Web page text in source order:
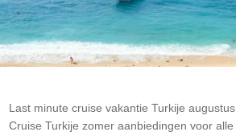
Last minute cruise vakantie Turkije
Cruise Turkije zomer aanbiedingen voor